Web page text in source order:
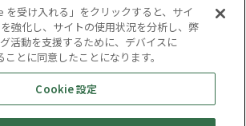
概要
サイトマップ
い合わせ
個人情報保護方針
株式会社テイツー
を受け入れる」をクリックすると、サイ
強化し、サイトの使用状況を分析し、弊
活動を支援するために、デバイスに
とに同意したことになります。
Cookie 設定